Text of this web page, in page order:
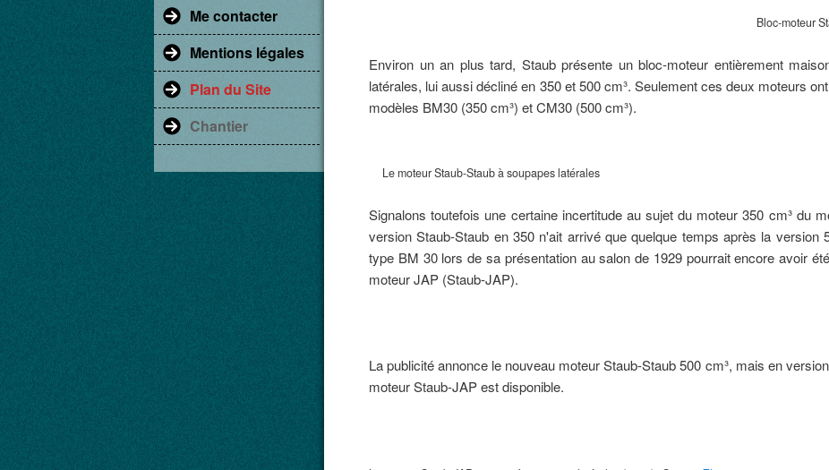
Me contacter
Mentions légales
Plan du Site
Chantier
Bloc-moteur
Environ un an plus tard, Staub présente un bloc-moteur entièrement
latérales, lui aussi décliné en 350 et 500 cm³. Seulement ces deux moteurs
modèles BM30 (350 cm³) et CM30 (500 cm³).
Le moteur Staub-Staub à soupapes latérales
Signalons toutefois une certaine incertitude au sujet du moteur 350 cm³ du
version Staub-Staub en 350 n'ait arrivé que quelque temps après la version
type BM 30 lors de sa présentation au salon de 1929 pourrait encore avoir
moteur JAP (Staub-JAP).
La publicité annonce le nouveau moteur Staub-Staub 500 cm³, mais en
moteur Staub-JAP est disponible.